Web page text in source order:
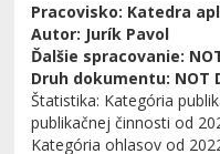
Pracovisko: Katedra
Autor: Jurík Pavol
Ďalšie spracovanie:
Druh dokumentu: NOT
Štatistika: Kategória
publikačnej činnosti od
Kategória ohlasov od